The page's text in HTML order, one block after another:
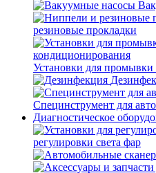
резиновые прокладки
Установки для
Специнструмент для
Диагностическое
регулировки света фар